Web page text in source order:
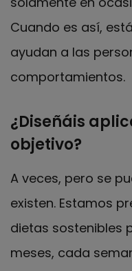
Cuando es así,
ayudan a las
comportamientos.
¿Diseñáis
objetivo?
A veces, pero se
existen. Estamos
dietas sostenibles
meses, cada